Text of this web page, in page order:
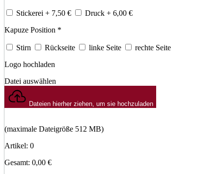
Stickerei + 7,50 € Druck + 6,00 €
Kapuze Position *
Stirn Rückseite linke Seite
rechte Seite
Logo hochladen
Datei auswählen
Dateien hierher ziehen, um sie hochzuladen
(maximale Dateigröße 512 MB)
Artikel: 0
Gesamt: 0,00 €